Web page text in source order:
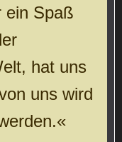
ein Spaß
hat uns
uns wird